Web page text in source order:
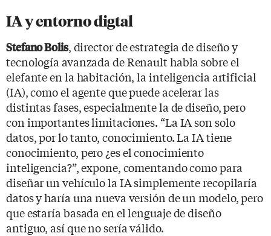
IA y entorno digtal
Stefano Bolis, director de estrategia de diseño y
tecnología avanzada de Renault habla sobre el
elefante en la habitación, la inteligencia artificial
(IA), como el agente que puede acelerar las
distintas fases, especialmente la de diseño, pero
con importantes limitaciones. “La IA son solo
datos, por lo tanto, conocimiento. La IA tiene
conocimiento, pero ¿es el conocimiento
inteligencia?”, expone, comentando como para
diseñar un vehículo la IA simplemente recopilaría
datos y haría una nueva versión de un modelo, pero
que estaría basada en el lenguaje de diseño
antiguo, así que no sería válido.